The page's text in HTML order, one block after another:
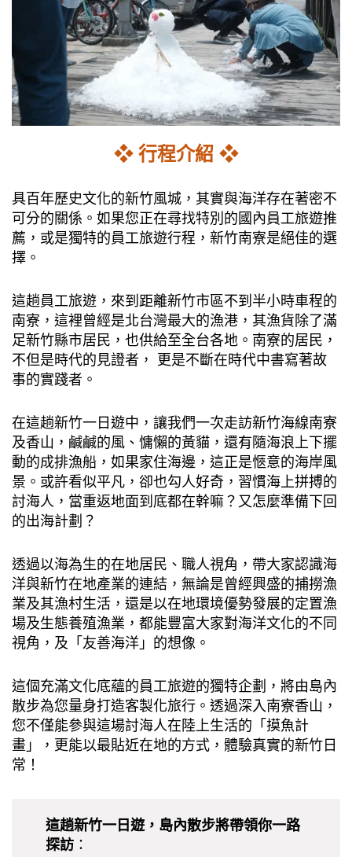
❖ 行程介紹 ❖
具百年歷史文化的新竹風城，其實與海洋存在著密不
可分的關係。如果您正在尋找特別的國內員工旅遊推
薦，或是獨特的員工旅遊行程，新竹南寮是絕佳的選
擇。
這趟員工旅遊，來到距離新竹市區不到半小時車程的
南寮，這裡曾經是北台灣最大的漁港，其漁貨除了滿
足新竹縣市居民，也供給至全台各地。南寮的居民，
不但是時代的見證者， 更是不斷在時代中書寫著故
事的實踐者。
在這趟新竹一日遊中，讓我們一次走訪新竹海線南寮
及香山，鹹鹹的風、慵懶的黃貓，還有隨海浪上下擺
動的成排漁船，如果家住海邊，這正是愜意的海岸風
景。或許看似平凡，卻也勾人好奇，習慣海上拼搏的
討海人，當重返地面到底都在幹嘛？又怎麼準備下回
的出海計劃？
透過以海為生的在地居民、職人視角，帶大家認識海
洋與新竹在地產業的連結，無論是曾經興盛的捕撈漁
業及其漁村生活，還是以在地環境優勢發展的定置漁
場及生態養殖漁業，都能豐富大家對海洋文化的不同
視角，及「友善海洋」的想像。
這個充滿文化底蘊的員工旅遊的獨特企劃，將由島內
散步為您量身打造客製化旅行。透過深入南寮香山，
您不僅能參與這場討海人在陸上生活的「摸魚計
畫」，更能以最貼近在地的方式，體驗真實的新竹日
常！
這趟新竹一日遊，島內散步將帶領你一路
探訪：